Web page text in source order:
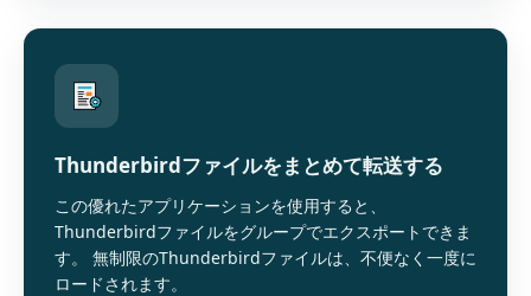
Thunderbirdファイルをまとめて転送する
この優れたアプリケーションを使用すると、
Thunderbirdファイルをグループでエクスポートできま
す。 無制限のThunderbirdファイルは、不便なく一度に
ロードされます。